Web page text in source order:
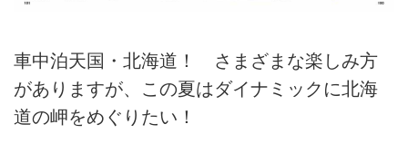
車中泊天国・北海道！ さまざまな楽しみ方
がありますが、この夏はダイナミックに北海
道の岬をめぐりたい！